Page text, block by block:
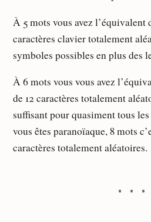
À 5 mots vous avez l’équivalent
caractères clavier totalement
symboles possibles en plus des
À 6 mots vous vous avez
de 12 caractères totalement
suffisant pour quasiment tous
vous êtes paranoïaque, 8 mots
caractères totalement aléatoires.